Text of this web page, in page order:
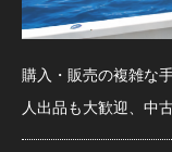
購入・販売の複雑な
人出品も大歓迎、中